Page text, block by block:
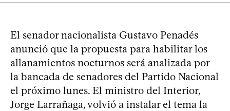
El senador nacionalista Gustavo Penadés
anunció que la propuesta para habilitar los
allanamientos nocturnos será analizada por
la bancada de senadores del Partido Nacional
el próximo lunes. El ministro del Interior,
Jorge Larrañaga, volvió a instalar el tema la